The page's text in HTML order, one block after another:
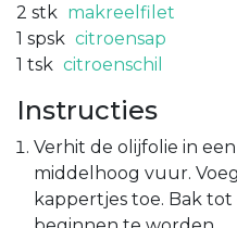
2 stk makreelfilet
1 spsk citroensap
1 tsk citroenschil
Instructies
Verhit de olijfolie in
middelhoog vuur.
kappertjes toe. Bak